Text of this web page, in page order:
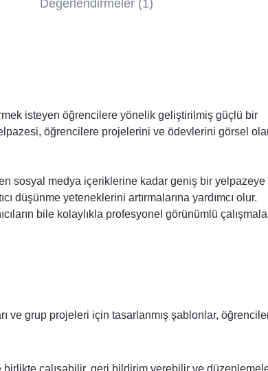
Değerlendirmeler (1)
isteyen öğrencilere yönelik geliştirilmiş güçlü bir
öğrencilere projelerini ve ödevlerini görsel
sosyal medya içeriklerine kadar geniş bir yelpazeye
düşünme yeteneklerini artırmalarına yardımcı olur.
bile kolaylıkla profesyonel görünümlü
ve grup projeleri için tasarlanmış şablonlar,